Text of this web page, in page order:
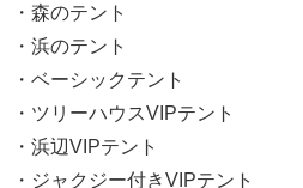
・森のテント
・浜のテント
・ベーシックテント
・ツリーハウスVIPテント
・浜辺VIPテント
・ジャクジー付きVIPテント